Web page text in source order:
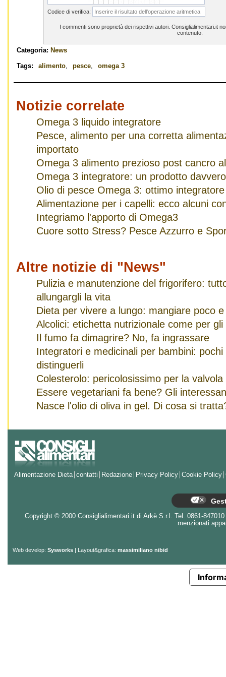
Codice di verifica:
I commenti sono proprietà dei rispettivi autori. Consiglialimentari.it
contenuto.
Categoria: News
Tags: alimento, pesce, omega 3
Notizie correlate
Omega 3 liquido integratore
Pesce, alimento per una corretta
importato
Omega 3 alimento prezioso post cancro
Omega 3 integratore: un prodotto
Olio di pesce Omega 3: ottimo
Alimentazione per i capelli: ecco alcuni
Integriamo l'apporto di Omega3
Cuore sotto Stress? Pesce Azzurro e
Altre notizie di "News"
Pulizia e manutenzione del frigorifero:
allungargli la vita
Dieta per vivere a lungo: mangiare poco
Alcolici: etichetta nutrizionale come per gli
Il fumo fa dimagrire? No, fa ingrassare
Integratori e medicinali per bambini:
distinguerli
Colesterolo: pericolosissimo per la valvola
Essere vegetariani fa bene? Gli
Nasce l'olio di oliva in gel. Di cosa si
Alimentazione Dieta contatti Redazione Privacy Policy Cookie Policy
Copyright © 2000 Consiglialimentari.it di Arkè S.r.l. Tel. 0861-
menzionati
Web develop: Sysworks | Layout&grafica: massimiliano nibid